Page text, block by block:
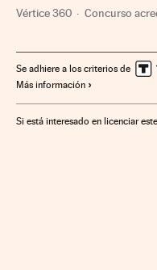
Vértice 360 Concurso
Se adhiere a los criterios de
Más información
Si está interesado en licenciar